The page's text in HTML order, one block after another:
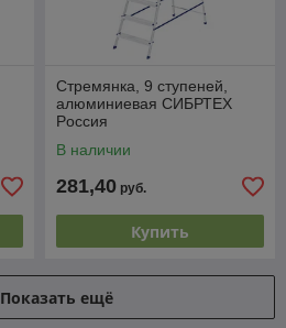
Стремянка, 9 ступеней,
алюминиевая СИБРТЕХ
Pоссия
В наличии
281,40 руб.
Купить
Показать ещё